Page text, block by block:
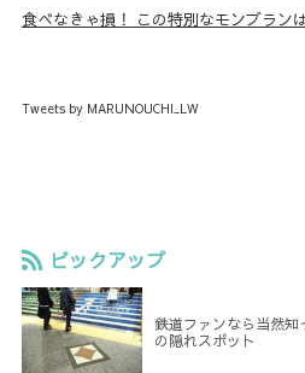
食べなきゃ損！ この特別なモンブラン
Tweets by MARUNOUCHI_LW
ピックアップ
鉄道ファンなら当然
の隠れスポット